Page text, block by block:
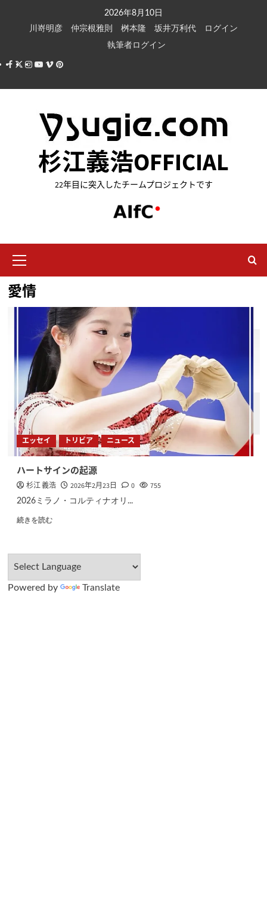
キ
2026年8月10日
川嵜明彦
仲宗根雅則 桝本隆 坂井万利代
ログイン
執筆者ログイン
Facebook
X Instagram
Youtube
VimeoPinterest
杉江義浩OFFICIAL
22年目に突入したチームプロジェクトです
イ
ン
メ
愛情
エッセイ トリビア ニュース
ハートサインの起源
杉江 義浩 2026年2月23日 0 755
2026ミラノ・コルティナオリ...
続きを読む
Powered by Translate